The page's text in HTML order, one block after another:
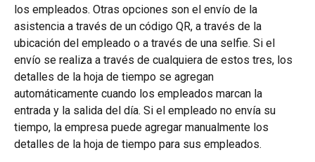
los empleados. Otras opciones son el envío de la
asistencia a través de un código QR, a través de la
ubicación del empleado o a través de una selfie. Si el
envío se realiza a través de cualquiera de estos tres, los
detalles de la hoja de tiempo se agregan
automáticamente cuando los empleados marcan la
entrada y la salida del día. Si el empleado no envía su
tiempo, la empresa puede agregar manualmente los
detalles de la hoja de tiempo para sus empleados.